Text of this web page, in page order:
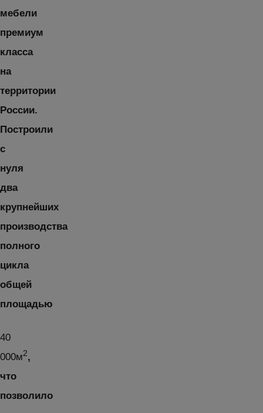
мебели
премиум
класса
на
территории
России.
Построили
с
нуля
два
крупнейших
производства
полного
цикла
общей
площадью
40
000м2,
что
позволило